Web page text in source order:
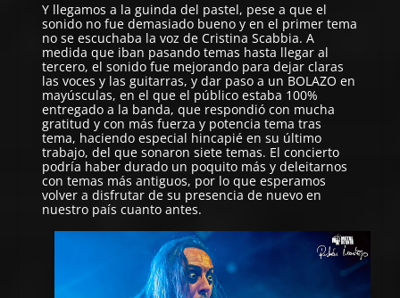
Y llegamos a la guinda del pastel, pese a que el
sonido no fue demasiado bueno y en el primer tema
no se escuchaba la voz de Cristina Scabbia. A
medida que iban pasando temas hasta llegar al
tercero, el sonido fue mejorando para dejar claras
las voces y las guitarras, y dar paso a un BOLAZO en
mayúsculas, en el que el público estaba 100%
entregado a la banda, que respondió con mucha
gratitud y con más fuerza y potencia tema tras
tema, haciendo especial hincapié en su último
trabajo, del que sonaron siete temas. El concierto
podría haber durado un poquito más y deleitarnos
con temas más antiguos, por lo que esperamos
volver a disfrutar de su presencia de nuevo en
nuestro país cuanto antes.